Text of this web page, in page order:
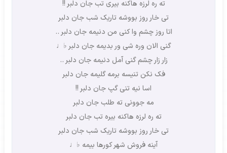
ته ره لرزه هاکنه بیری تب جان دلبر !!
تی خار روز بووشه تاریک شب جان دلبر
اتا روز چشم وا کنی من دنیمه جان دلبر ..
گنی الان وره شی ور بدیمه جان دلبر ♭♩
زار زار چشم گنی آمل دنیمه جان دلبر ..
فک نکن تنیسه برمه گلیمه جان دلبر
اسا نیه تنی گپ جان دلبر !!
مه جوونی ته طلب جان دلبر
ته ره لرزه هاکنه بیره تب جان دلبر
تی خار روز بووشه تاریک شب جان دلبر
آینه فروش شهر کورها بیمه ♭♩